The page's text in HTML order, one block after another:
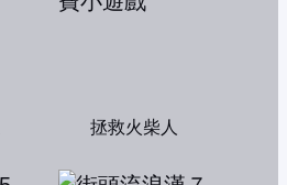
拯救火柴人